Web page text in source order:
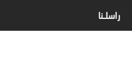
راسلـنا